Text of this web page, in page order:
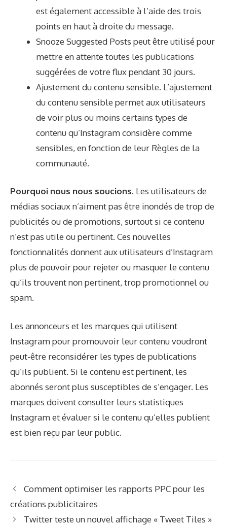
est également accessible à l’aide des trois
points en haut à droite du message.
Snooze Suggested Posts peut être utilisé pour
mettre en attente toutes les publications
suggérées de votre flux pendant 30 jours.
Ajustement du contenu sensible. L’ajustement
du contenu sensible permet aux utilisateurs
de voir plus ou moins certains types de
contenu qu’Instagram considère comme
sensibles, en fonction de leur Règles de la
communauté.
Pourquoi nous nous soucions. Les utilisateurs de
médias sociaux n’aiment pas être inondés de trop de
publicités ou de promotions, surtout si ce contenu
n’est pas utile ou pertinent. Ces nouvelles
fonctionnalités donnent aux utilisateurs d’Instagram
plus de pouvoir pour rejeter ou masquer le contenu
qu’ils trouvent non pertinent, trop promotionnel ou
spam.
Les annonceurs et les marques qui utilisent
Instagram pour promouvoir leur contenu voudront
peut-être reconsidérer les types de publications
qu’ils publient. Si le contenu est pertinent, les
abonnés seront plus susceptibles de s’engager. Les
marques doivent consulter leurs statistiques
Instagram et évaluer si le contenu qu’elles publient
est bien reçu par leur public.
Comment optimiser les rapports PPC pour les
créations publicitaires
Twitter teste un nouvel affichage « Tweet Tiles »